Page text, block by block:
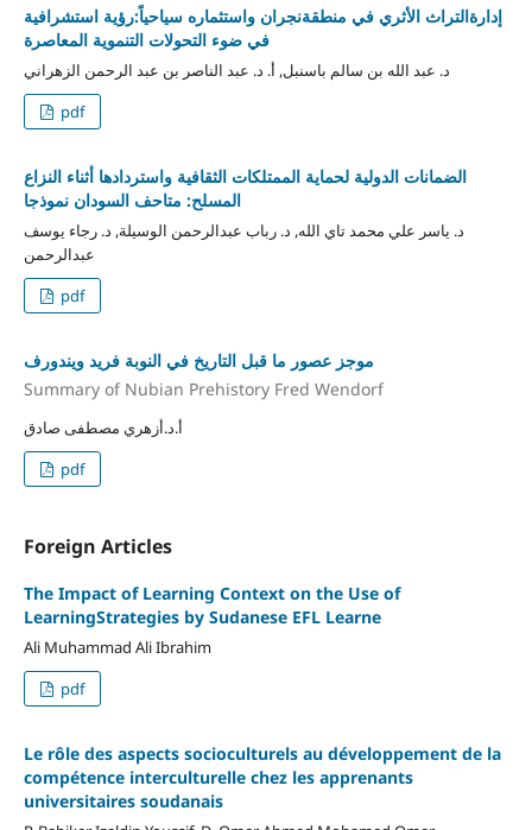
إدارةالتراث الأثري في منطقةنجران واستثماره سياحياً:رؤية استشرافية
في ضوء التحولات التنموية المعاصرة
د. عبد الله بن سالم باسنبل, أ. د. عبد الناصر بن عبد الرحمن الزهراني
pdf
الضمانات الدولية لحماية الممتلكات الثقافية واستردادها أثناء النزاع
المسلح: متاحف السودان نموذجا
د. ياسر علي محمد تاي الله, د. رباب عبدالرحمن الوسيلة, د. رجاء يوسف
عبدالرحمن
pdf
موجز عصور ما قبل التاريخ في النوبة فريد ويندورف
Summary of Nubian Prehistory Fred Wendorf
أ.د.أزهري مصطفى صادق
pdf
Foreign Articles
The Impact of Learning Context on the Use of
LearningStrategies by Sudanese EFL Learne
Ali Muhammad Ali Ibrahim
pdf
Le rôle des aspects socioculturels au développement de la
compétence interculturelle chez les apprenants
universitaires soudanais